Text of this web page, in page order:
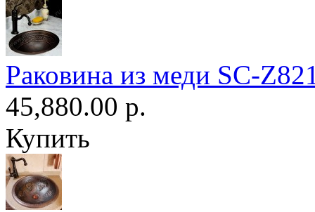
Раковина из меди SC-
45,880.00 р.
Купить